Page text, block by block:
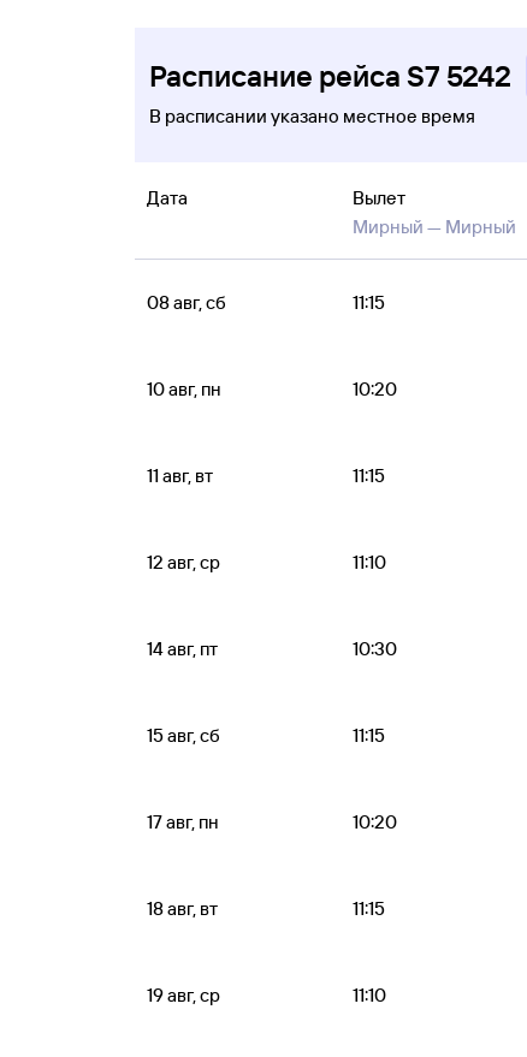
Расписание рейса S7 5242
В расписании указано местное время
Дата
Вылет
Мирный — Мирный
08 авг, сб 11:15
10 авг, пн 10:20
11 авг, вт 11:15
12 авг, ср 11:10
14 авг, пт 10:30
15 авг, сб 11:15
17 авг, пн 10:20
18 авг, вт 11:15
19 авг, ср 11:10